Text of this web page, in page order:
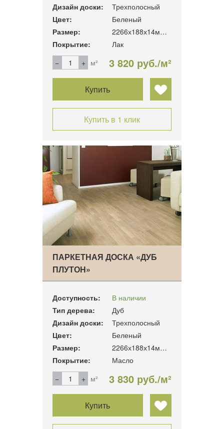
Дизайн доски:
Трехполосный
Цвет:
Беленый
Размер:
2266х188х14мм. 3.41м2/уп
Покрытие:
Лак
м²
3 820 руб./м²
Купить
Купить в 1 клик
ПАРКЕТНАЯ ДОСКА «ДУБ
ПЛУТОН»
Доступность:
В наличии
Тип дерева:
Дуб
Дизайн доски:
Трехполосный
Цвет:
Беленый
Размер:
2266х188х14мм. 3.41м2/уп
Покрытие:
Масло
м²
3 830 руб./м²
Купить